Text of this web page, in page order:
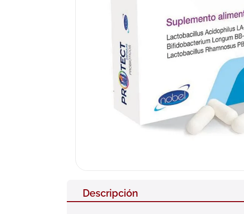
Descripción
10.pañales